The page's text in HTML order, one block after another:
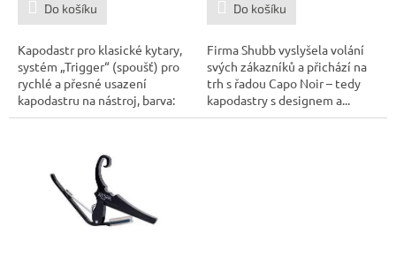
Do košíku
Kapodastr pro klasické kytary,
systém „Trigger“ (spoušť) pro
rychlé a přesné usazení
kapodastru na nástroj, barva:
černá
Do košíku
Firma Shubb vyslyšela volání
svých zákazníků a přichází na
trh s řadou Capo Noir – tedy
kapodastry s designem a...